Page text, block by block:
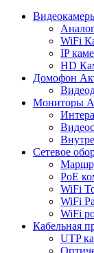
WiFi
IP
HD
Домофон
Мониторы
Сетевое
PoE
WiFi
WiFi
WiFi
Кабельная
UTP